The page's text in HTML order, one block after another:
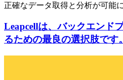
正確なデータ取得と分析が可能
Leapcellは、バックエンド
るための最良の選択肢です。